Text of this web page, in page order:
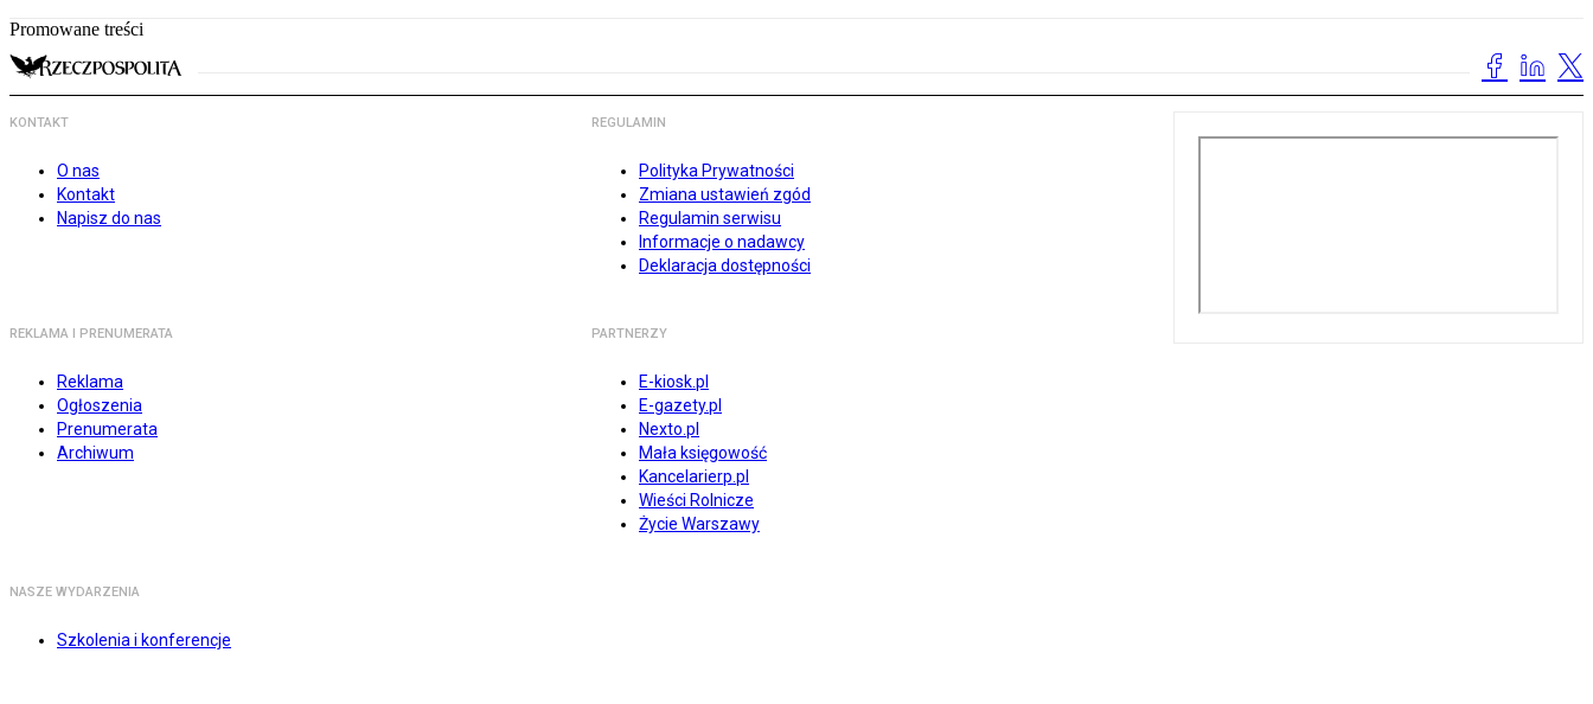
Promowane treści
KONTAKT
O nas
Kontakt
Napisz do nas
REGULAMIN
Polityka Prywatności
Zmiana ustawień zgód
Regulamin serwisu
Informacje o nadawcy
Deklaracja dostępności
REKLAMA I PRENUMERATA
Reklama
Ogłoszenia
Prenumerata
Archiwum
PARTNERZY
E-kiosk.pl
E-gazety.pl
Nexto.pl
Mała księgowość
Kancelarierp.pl
Wieści Rolnicze
Życie Warszawy
NASZE WYDARZENIA
Szkolenia i konferencje